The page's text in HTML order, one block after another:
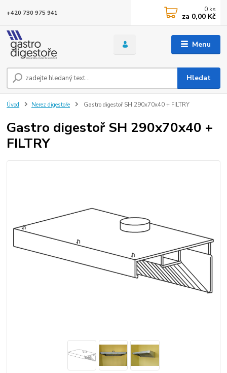
Menu
Hledat
+420 730 975 941 0 ks
za 0,00 Kč
Úvod Nerez digestoře Gastro digestoř SH 290x70x40 + FILTRY
Gastro digestoř SH 290x70x40 +
FILTRY